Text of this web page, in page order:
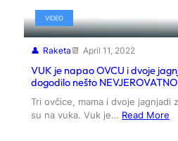
VIDEO
Raketa April 11, 2022
VUK je napao OVCU i dvoje
dogodilo nešto
Tri ovčice, mama i dvoje jagnjadi
su na vuka. Vuk je… Read More